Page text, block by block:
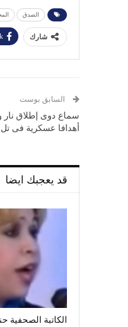
الصدق
شارك
السابق بوست
سماع دوى إطلاق
أهدافا عسكرية فى
قد يعجبك ايضا
الكاتبة الصحفية